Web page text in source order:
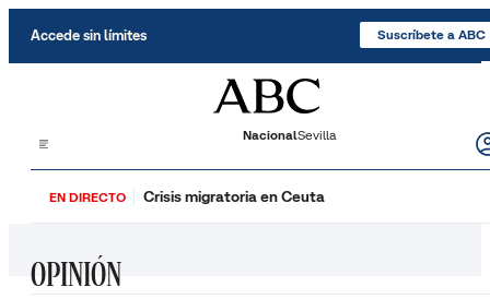
Accede sin límites Suscríbete a ABC
NacionalSevilla
EN DIRECTO Crisis migratoria en Ceuta
OPINIÓN